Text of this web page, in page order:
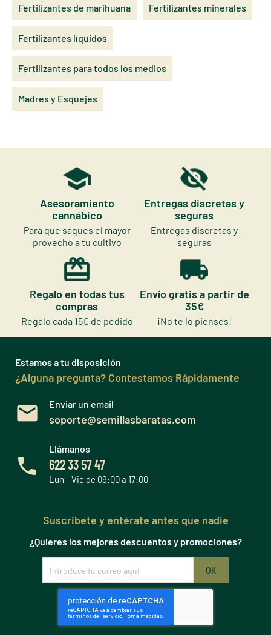
Fertilizantes de marihuana Fertilizantes minerales
Fertilizantes líquidos
Fertilizantes para todos los medios
Madres y Esquejes
Asesoramiento
cannábico
Para que saques el mayor
provecho a tu cultivo
Entregas discretas y
seguras
Entregas discretas y
seguras
Regalo en todas tus
compras
Regalo cada 15€ de pedido
Envío gratis a partir de
35€
¡No te lo pienses!
Estamos a tu disposición
¿Alguna pregunta? Contestamos Rápidamente
Enviar un email
soporte@semillasbaratas.com
Llámanos
622 33 57 47
Lun - Vie de 09:00 a 17:00
Suscribete y entérate antes que nadie
¿Quieres los mejores descuentos y promociones?